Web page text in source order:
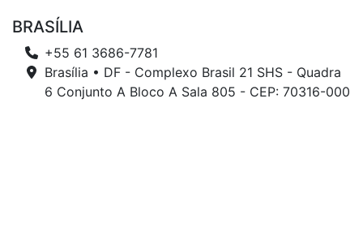
BRASÍLIA
+55 61 3686-7781
Brasília • DF - Complexo Brasil 21 SHS - Quadra
6 Conjunto A Bloco A Sala 805 - CEP: 70316-000